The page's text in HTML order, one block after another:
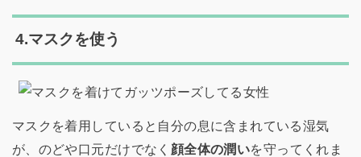
4.マスクを使う
マスクを着用していると自分の息に含まれている湿気
が、のどや口元だけでなく 顔全体の潤いを守ってくれま